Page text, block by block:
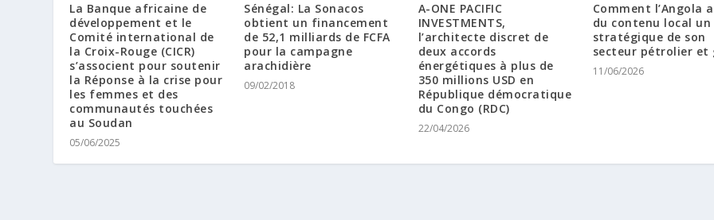
La Banque africaine de
développement et le
Comité international de
la Croix-Rouge (CICR)
s’associent pour soutenir
la Réponse à la crise pour
les femmes et des
communautés touchées
au Soudan
05/06/2025
Sénégal: La Sonacos
obtient un financement
de 52,1 milliards de FCFA
pour la campagne
arachidière
09/02/2018
A-ONE PACIFIC
INVESTMENTS,
l’architecte discret de
deux accords
énergétiques à plus de
350 millions USD en
République démocratique
du Congo (RDC)
22/04/2026
Comment l’Angola
du contenu local
stratégique de son
secteur pétrolier et
11/06/2026